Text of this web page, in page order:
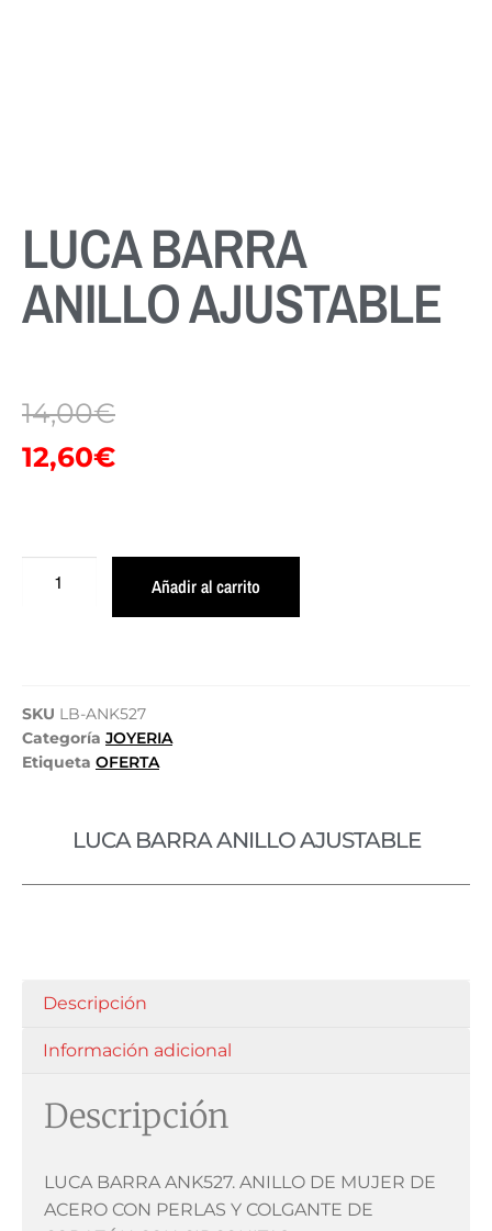
LUCA BARRA
ANILLO AJUSTABLE
14,00€
12,60€
Añadir al carrito
SKU LB-ANK527
Categoría JOYERIA
Etiqueta OFERTA
LUCA BARRA ANILLO AJUSTABLE
Descripción
Información adicional
Descripción
LUCA BARRA ANK527. ANILLO DE MUJER DE
ACERO CON PERLAS Y COLGANTE DE